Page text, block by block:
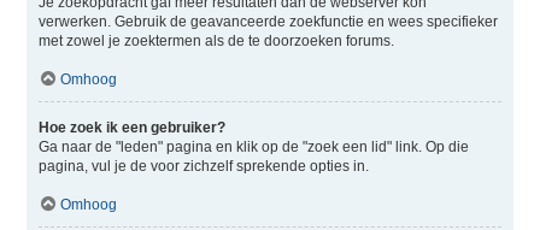
verwerken. Gebruik de geavanceerde zoekfunctie en wees specifieker
met zowel je zoektermen als de te doorzoeken forums.
Omhoog
Hoe zoek ik een gebruiker?
Ga naar de "leden" pagina en klik op de "zoek een lid" link. Op die
pagina, vul je de voor zichzelf sprekende opties in.
Omhoog